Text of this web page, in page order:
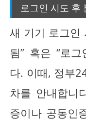
로그인 시도 후
새 기기 로그인
됨” 혹은 “로
다. 이때, 정부
차를 안내합니
증이나 공동인